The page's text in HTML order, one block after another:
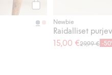
Newbie
Raidalliset
15,00 €29,99 € -